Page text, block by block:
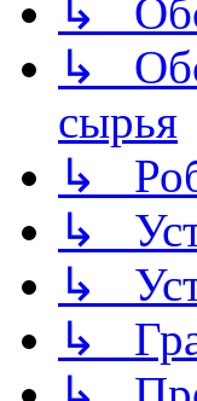
↳
↳
сырья
↳
↳
↳
↳